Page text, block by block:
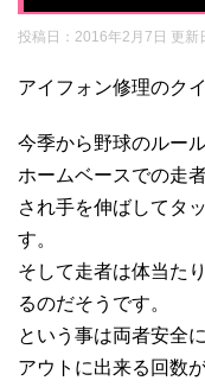
投稿日：2016年2月7日 更新
アイフォン修理のク
今季から野球のルー
ホームベースでの走
され手を伸ばしてタ
す。
そして走者は体当た
るのだそうです。
という事は両者安全
アウトに出来る回数